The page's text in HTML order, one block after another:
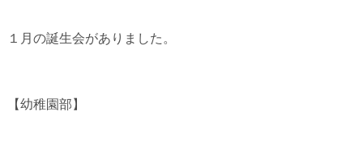
１月の誕生会がありました。
【幼稚園部】